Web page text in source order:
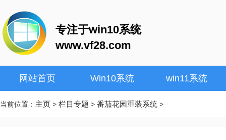
专注于win10系统
www.vf28.com
网站首页 Win10系统 win11系统
当前位置： 主页 > 栏目专题 > 番茄花园重装系统 >